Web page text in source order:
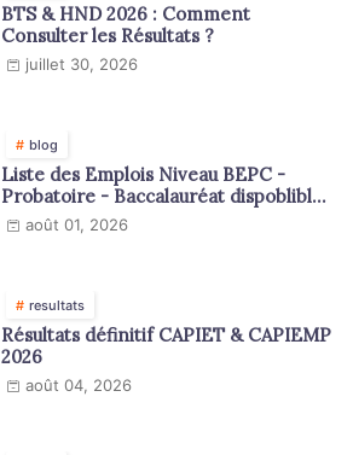
BTS & HND 2026 : Comment
Consulter les Résultats ?
juillet 30, 2026
blog
Liste des Emplois Niveau BEPC -
Probatoire - Baccalauréat dispoblible
en 2026
août 01, 2026
resultats
Résultats définitif CAPIET & CAPIEMP
2026
août 04, 2026